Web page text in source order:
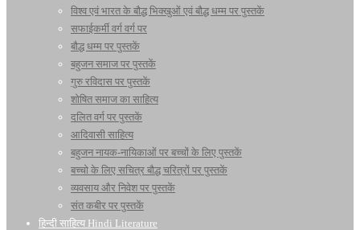
विश्व एवं भारत के बौद्ध भिक्खुओं एवं बौद्ध धम्म पर पुस्तकें
सफाईकर्मी वर्ग वर्ग पर
बौद्ध धम्म पर पुस्तकें
बहुजन समाज पर पुस्तकें
गुरु रविदास पर पुस्तकें
शोषित समाज का साहित्य
दलित वर्ग पर पुस्तकें
आदिवासी साहित्य
बहुजन नायक-नायिकाओं पर बच्चों के लिए पुस्तकें
बच्चो के लिए सचित्र बौद्ध चरित्रों पर पुस्तकें
व्यवसाय और निवेश पर पुस्तकें
संत कबीर पर पुस्तकें
हिन्दी साहित्य Hindi Literature